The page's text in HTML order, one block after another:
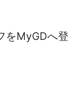
をMyGDへ登